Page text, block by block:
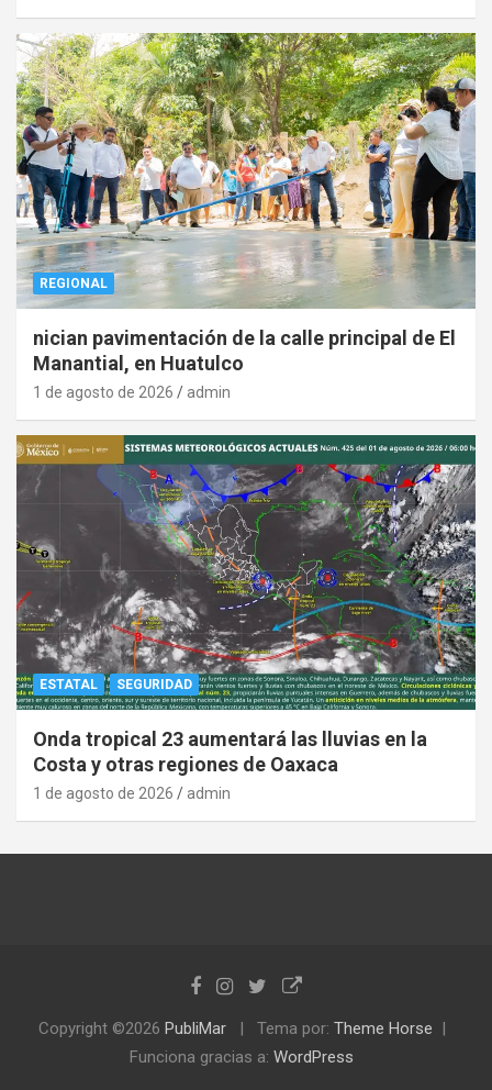
REGIONAL
nician pavimentación de la calle principal de El
Manantial, en Huatulco
1 de agosto de 2026 admin
ESTATAL SEGURIDAD
Onda tropical 23 aumentará las lluvias en la
Costa y otras regiones de Oaxaca
1 de agosto de 2026 admin
Copyright ©2026 PubliMar Tema por: Theme Horse
Funciona gracias a: WordPress